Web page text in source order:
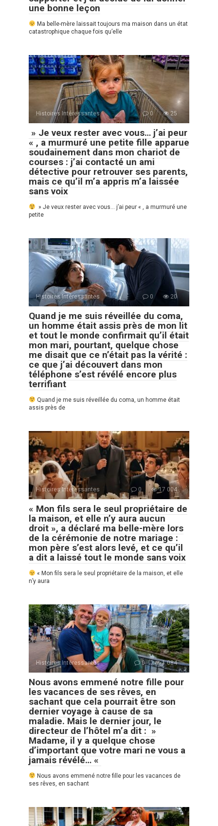
une bonne leçon
Ma belle-mère laissait toujours ma maison dans un état
catastrophique chaque fois qu’elle
Histoires Intéressantes 0 25
» Je veux rester avec vous… j’ai peur
« , a murmuré une petite fille apparue
soudainement dans mon chariot de
courses : j’ai contacté un ami
détective pour retrouver ses parents,
mais ce qu’il m’a appris m’a laissée
sans voix
» Je veux rester avec vous… j’ai peur « , a murmuré une
petite
Histoires Intéressantes 0 20
Quand je me suis réveillée du coma,
un homme était assis près de mon lit
et tout le monde confirmait qu’il était
mon mari, pourtant, quelque chose
me disait que ce n’était pas la vérité :
ce que j’ai découvert dans mon
téléphone s’est révélé encore plus
terrifiant
Quand je me suis réveillée du coma, un homme était
assis près de
Histoires Intéressantes 0 17 004
« Mon fils sera le seul propriétaire de
la maison, et elle n’y aura aucun
droit », a déclaré ma belle-mère lors
de la cérémonie de notre mariage :
mon père s’est alors levé, et ce qu’il
a dit a laissé tout le monde sans voix
« Mon fils sera le seul propriétaire de la maison, et elle
n’y aura
Histoires Intéressantes 0 1 084
Nous avons emmené notre fille pour
les vacances de ses rêves, en
sachant que cela pourrait être son
dernier voyage à cause de sa
maladie. Mais le dernier jour, le
directeur de l’hôtel m’a dit : »
Madame, il y a quelque chose
d’important que votre mari ne vous a
jamais révélé… «
Nous avons emmené notre fille pour les vacances de
ses rêves, en sachant